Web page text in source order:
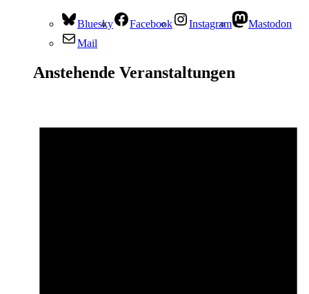
Bluesky Facebook Instagram
Mastodon
Mail
Anstehende Veranstaltungen